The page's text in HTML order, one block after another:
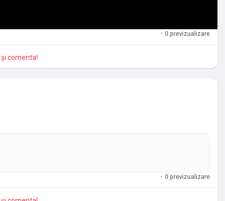
· 0 previzualizare
comenta!
· 0 previzualizare